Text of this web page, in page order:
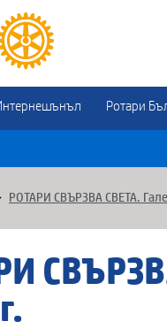
Ротари
РОТАРИ СВЪРЗВА СВЕТА.